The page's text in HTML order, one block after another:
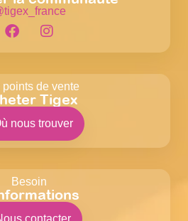
points de vente
Tigex
nous trouver
Besoin
contacter